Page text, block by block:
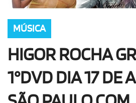
MÚSICA
HIGOR ROCHA
1°DVD DIA 17 DE